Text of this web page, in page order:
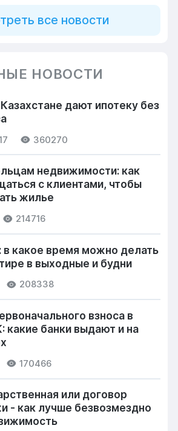
все новости
НОВОСТИ
дают ипотеку без
360270
недвижимости: как
с клиентами, чтобы
жилье
214716
в какое время можно делать
в выходные и будни
208338
взноса в
какие банки выдают и на
170466
или договор
- как лучше безвозмездно